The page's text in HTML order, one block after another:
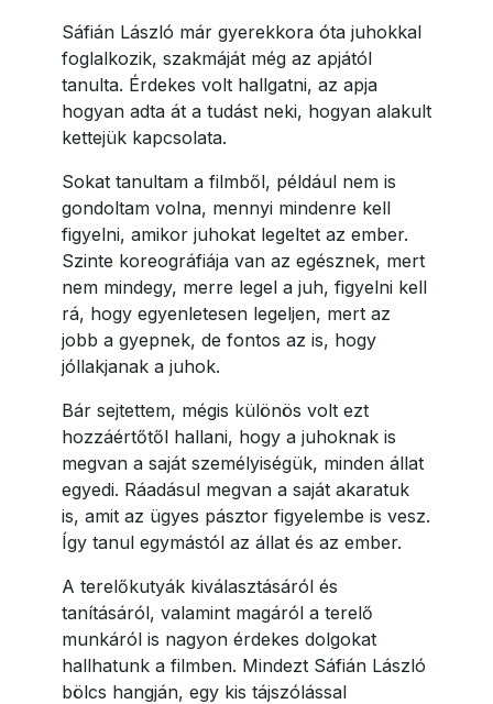
Sáfián László már gyerekkora óta juhokkal
foglalkozik, szakmáját még az apjától
tanulta. Érdekes volt hallgatni, az apja
hogyan adta át a tudást neki, hogyan alakult
kettejük kapcsolata.
Sokat tanultam a filmből, például nem is
gondoltam volna, mennyi mindenre kell
figyelni, amikor juhokat legeltet az ember.
Szinte koreográfiája van az egésznek, mert
nem mindegy, merre legel a juh, figyelni kell
rá, hogy egyenletesen legeljen, mert az
jobb a gyepnek, de fontos az is, hogy
jóllakjanak a juhok.
Bár sejtettem, mégis különös volt ezt
hozzáértőtől hallani, hogy a juhoknak is
megvan a saját személyiségük, minden állat
egyedi. Ráadásul megvan a saját akaratuk
is, amit az ügyes pásztor figyelembe is vesz.
Így tanul egymástól az állat és az ember.
A terelőkutyák kiválasztásáról és
tanításáról, valamint magáról a terelő
munkáról is nagyon érdekes dolgokat
hallhatunk a filmben. Mindezt Sáfián László
bölcs hangján, egy kis tájszólással